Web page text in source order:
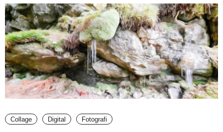
Collage Digital Fotografi